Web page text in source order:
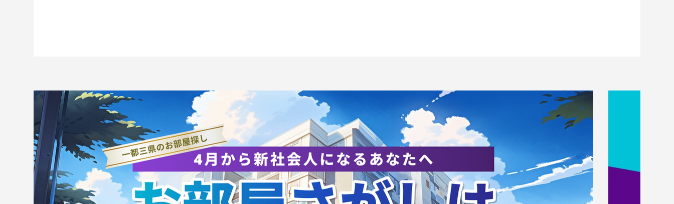
【宣伝ビジュアル公開】第63
回筑波大学ダンス部公演
『Valere−私はここに在る−』
【チケット予約ページ】第63
回筑波大学ダンス部公演『
Valere−私はここに在る−』
【第63回筑波大学ダンス部公
演のお知らせ】